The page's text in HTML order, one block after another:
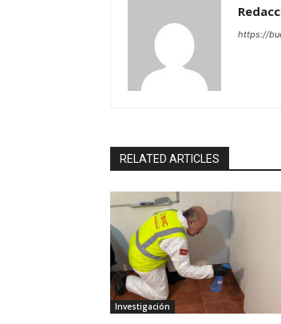
https://
RELATED ARTICLES
Investigación